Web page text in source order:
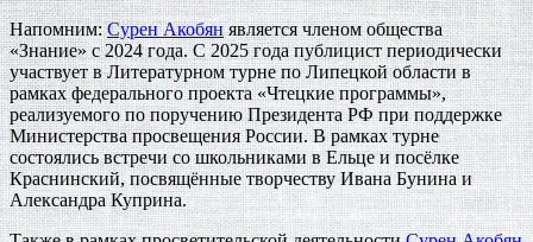
Напомним:Сурен Акобянявляется членом общества
«Знание» с 2024 года. С 2025 года публицист периодически
участвует в Литературном турне по Липецкой области в
рамках федерального проекта «Чтецкие программы»,
реализуемого по поручению Президента РФ при поддержке
Министерства просвещения России. В рамках турне
состоялись встречи со школьниками в Ельце и посёлке
Краснинский, посвящённые творчеству Ивана Бунина и
Александра Куприна.